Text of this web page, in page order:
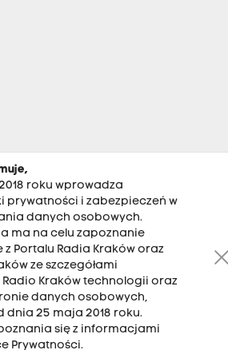
Sport Muzyka Audycje
Aleja Juliusza Słowackiego 22, 30-007
roku wprowadza
prywatności i zabezpieczeń w
danych osobowych.
ma na celu zapoznanie
Portalu Radia Kraków oraz
ze szczegółami
Kraków technologii oraz
danych osobowych,
25 maja 2018 roku.
się z informacjami
Prywatności.